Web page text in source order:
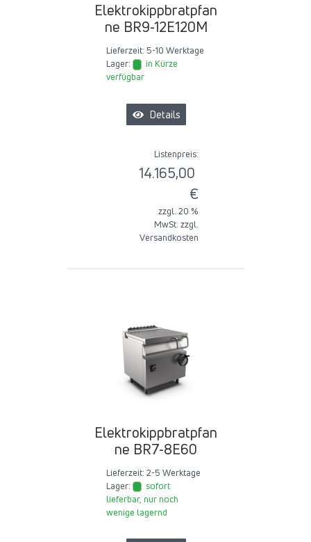
Elektrokippbratpfan
ne BR9-12E120M
Lieferzeit: 5-10 Werktage
Lager:
in Kürze
verfügbar
Details
Listenpreis:
14.165,00
€
zzgl. 20 %
MwSt. zzgl.
Versandkosten
Elektrokippbratpfan
ne BR7-8E60
Lieferzeit: 2-5 Werktage
Lager:
sofort
lieferbar, nur noch
wenige lagernd